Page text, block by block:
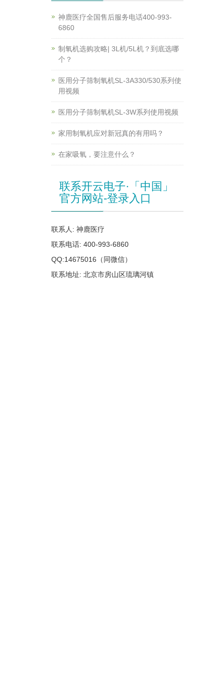
神鹿医疗全国售后服务电话400-993-
6860
制氧机选购攻略| 3L机/5L机？到底选哪
个？
医用分子筛制氧机SL-3A330/530系列使
用视频
医用分子筛制氧机SL-3W系列使用视频
家用制氧机应对新冠真的有用吗？
在家吸氧，要注意什么？
联系开云电子·「中国」
官方网站-登录入口
联系人: 神鹿医疗
联系电话: 400-993-6860
QQ:14675016（同微信）
联系地址: 北京市房山区琉璃河镇